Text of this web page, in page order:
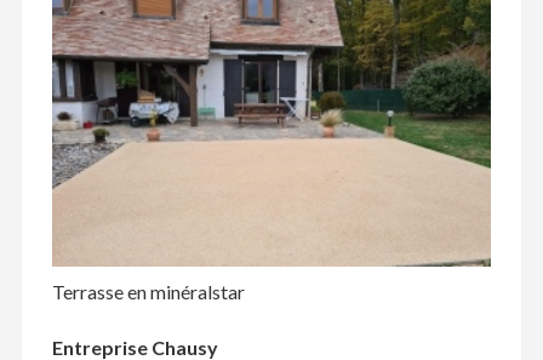
Terrasse en minéralstar
Entreprise Chausy